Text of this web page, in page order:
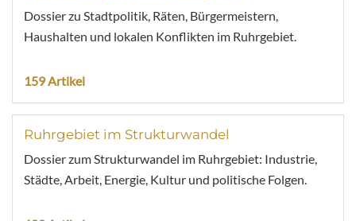
Dossier zu Stadtpolitik, Räten, Bürgermeistern,
Haushalten und lokalen Konflikten im Ruhrgebiet.
159 Artikel
Ruhrgebiet im Strukturwandel
Dossier zum Strukturwandel im Ruhrgebiet: Industrie,
Städte, Arbeit, Energie, Kultur und politische Folgen.